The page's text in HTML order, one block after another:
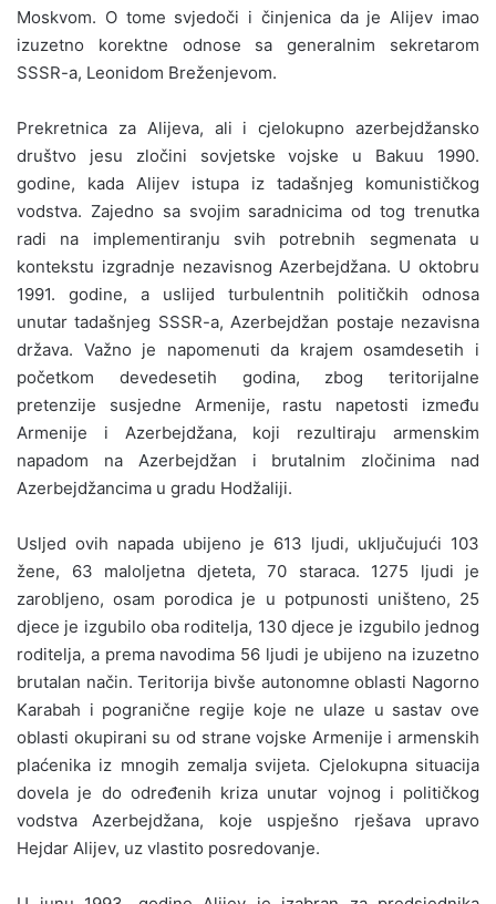
Moskvom. O tome svjedoči i činjenica da je Alijev imao
izuzetno korektne odnose sa generalnim sekretarom
SSSR-a, Leonidom Breženjevom.
Prekretnica za Alijeva, ali i cjelokupno azerbejdžansko
društvo jesu zločini sovjetske vojske u Bakuu 1990.
godine, kada Alijev istupa iz tadašnjeg komunističkog
vodstva. Zajedno sa svojim saradnicima od tog trenutka
radi na implementiranju svih potrebnih segmenata u
kontekstu izgradnje nezavisnog Azerbejdžana. U oktobru
1991. godine, a uslijed turbulentnih političkih odnosa
unutar tadašnjeg SSSR-a, Azerbejdžan postaje nezavisna
država. Važno je napomenuti da krajem osamdesetih i
početkom devedesetih godina, zbog teritorijalne
pretenzije susjedne Armenije, rastu napetosti između
Armenije i Azerbejdžana, koji rezultiraju armenskim
napadom na Azerbejdžan i brutalnim zločinima nad
Azerbejdžancima u gradu Hodžaliji.
Usljed ovih napada ubijeno je 613 ljudi, uključujući 103
žene, 63 maloljetna djeteta, 70 staraca. 1275 ljudi je
zarobljeno, osam porodica je u potpunosti uništeno, 25
djece je izgubilo oba roditelja, 130 djece je izgubilo jednog
roditelja, a prema navodima 56 ljudi je ubijeno na izuzetno
brutalan način. Teritorija bivše autonomne oblasti Nagorno
Karabah i pogranične regije koje ne ulaze u sastav ove
oblasti okupirani su od strane vojske Armenije i armenskih
plaćenika iz mnogih zemalja svijeta. Cjelokupna situacija
dovela je do određenih kriza unutar vojnog i političkog
vodstva Azerbejdžana, koje uspješno rješava upravo
Hejdar Alijev, uz vlastito posredovanje.